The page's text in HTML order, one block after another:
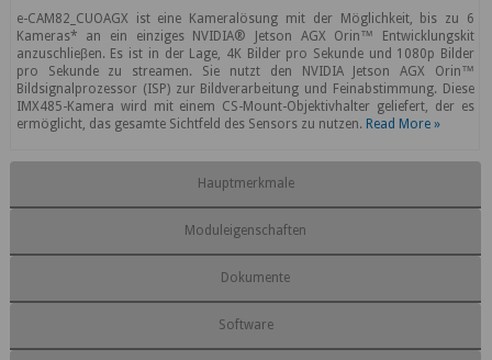
e-CAM82_CUOAGX ist eine Kameralösung mit der Möglichkeit, bis zu 6
Kameras* an ein einziges NVIDIA® Jetson AGX Orin™ Entwicklungskit
anzuschlieβen. Es ist in der Lage, 4K Bilder pro Sekunde und 1080p Bilder
pro Sekunde zu streamen. Sie nutzt den NVIDIA Jetson AGX Orin™
Bildsignalprozessor (ISP) zur Bildverarbeitung und Feinabstimmung. Diese
IMX485-Kamera wird mit einem CS-Mount-Objektivhalter geliefert, der es
ermöglicht, das gesamte Sichtfeld des Sensors zu nutzen. Read More »
Hauptmerkmale
Moduleigenschaften
Dokumente
Software